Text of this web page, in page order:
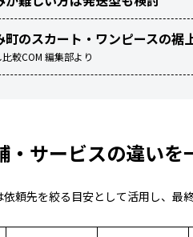
町のスカート・ワンピースの裾
較COM 編集部より
・サービスの違いを
頼先を絞る目安として活用し、最